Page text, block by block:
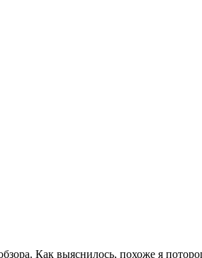
Как выяснилось, похоже я